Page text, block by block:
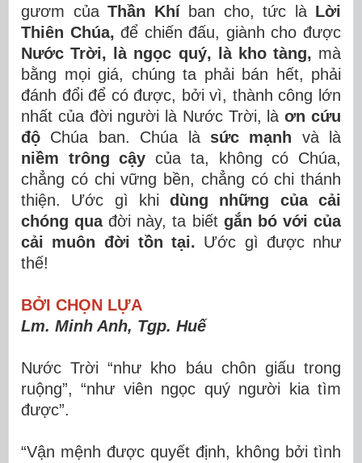
gươm của Thần Khíban cho, tức là Lời
Thiên Chúa,để chiến đấu, giành cho được
Nước Trời, là ngọc quý, là kho tàng, mà
bằng mọi giá, chúng ta phải bán hết, phải
đánh đổi để có được, bởi vì, thành công lớn
nhất của đời người là Nước Trời, làơn cứu
độ Chúa ban. Chúa là sức mạnh và là
niềm trông cậy của ta, không có Chúa,
chẳng có chi vững bền, chẳng có chi thánh
thiện. Ước gì khidùng những của cải
chóng quađời này, ta biết gắn bó với của
cải muôn đời tồn tại. Ước gì được như
thế!
BỞI CHỌN LỰA
Lm. Minh Anh, Tgp. Huế
Nước Trời “như kho báu chôn giấu trong
ruộng”, “như viên ngọc quý người kia tìm
được”.
“Vận mệnh được quyết định, không bởi tình